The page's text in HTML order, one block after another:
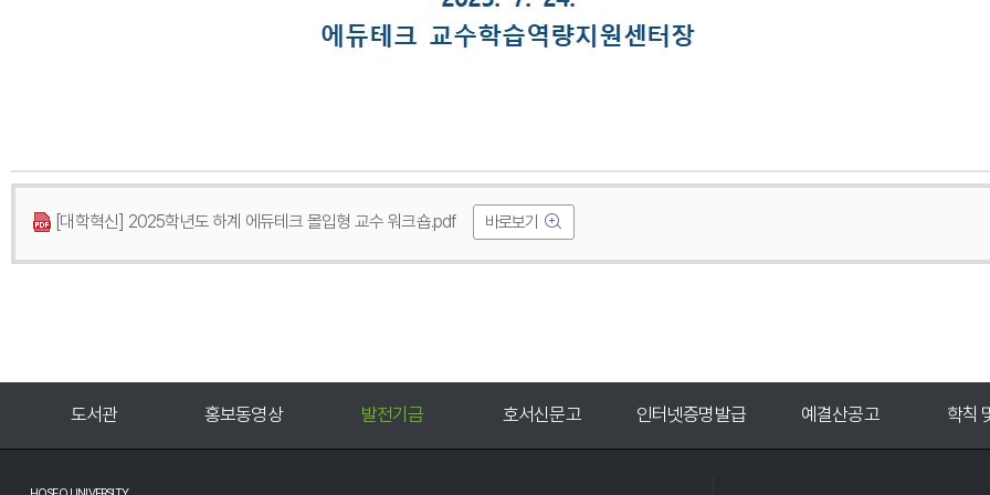
[대학혁신] 2025학년도 하계 에듀테크 몰입형 교수 워크숍.pdf 바로보기
홍보동영상 발전기금 호서신문고 인터넷증명발급 예결산공고 학칙 및 공고 입